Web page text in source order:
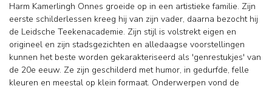
Harm Kamerlingh Onnes groeide op in een artistieke familie. Zijn
eerste schilderlessen kreeg hij van zijn vader, daarna bezocht hij
de Leidsche Teekenacademie. Zijn stijl is volstrekt eigen en
origineel en zijn stadsgezichten en alledaagse voorstellingen
kunnen het beste worden gekarakteriseerd als 'genrestukjes' van
de 20e eeuw. Ze zijn geschilderd met humor, in gedurfde, felle
kleuren en meestal op klein formaat. Onderwerpen vond de